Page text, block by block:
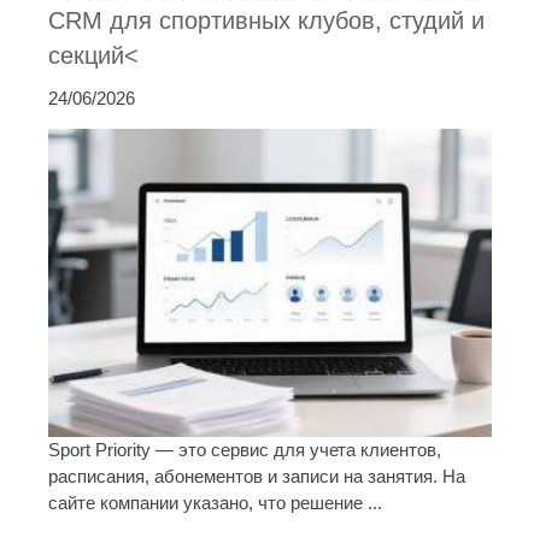
CRM для спортивных клубов, студий и
секций<
24/06/2026
Sport Priority — это сервис для учета клиентов,
расписания, абонементов и записи на занятия. На
сайте компании указано, что решение ...